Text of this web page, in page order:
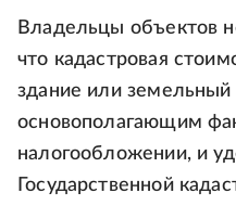
Владельцы объектов
что кадастровая
здание или земельный
основополагающим
налогообложении, и
Государственной